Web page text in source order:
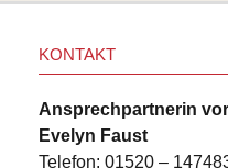
KONTAKT
Ansprechpartnerin
Evelyn Faust
Telefon: 01520 –